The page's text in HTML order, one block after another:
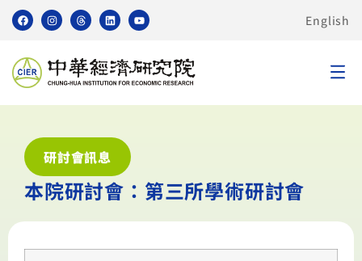
English
研討會訊息
本院研討會：第三所學術研討會